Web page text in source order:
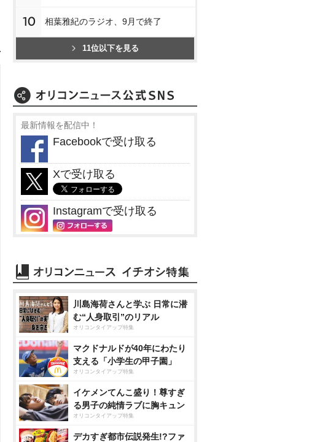
10 相葉雅紀のラジオ、9月で終了
11位以下を見る
最新情報を配信中！
Facebookで受け取る
Xで受け取る
Instagramで受け取る
川島海荷さんと学ぶ 日常に潜
む“人身取引”のリアル
オリコンタイアップ特集
マクドナルドが40年にわたり
支える「小学生の甲子園」
オリコンタイアップ特集
イケメンてんこ盛り！尊すぎ
る男子の純情ラブに胸キュン
オリコンタイアップ特集
デカすぎ都市伝説発生!?ファ